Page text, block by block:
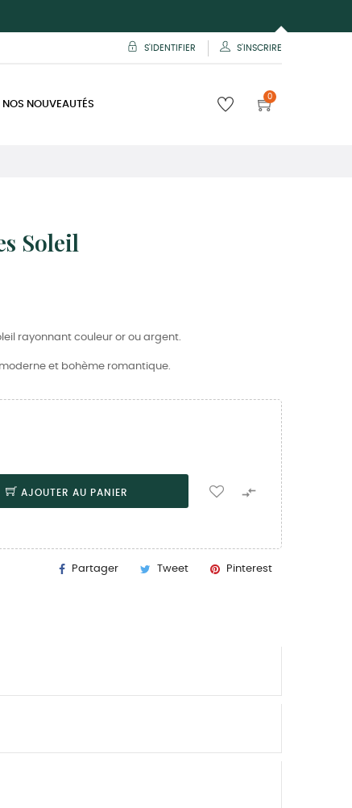
S'IDENTIFIER S'INSCRIRE
NOS NOUVEAUTÉS
0
Soleil
rayonnant couleur or ou argent.
et bohème romantique.
AJOUTER AU PANIER 
Partager Tweet Pinterest